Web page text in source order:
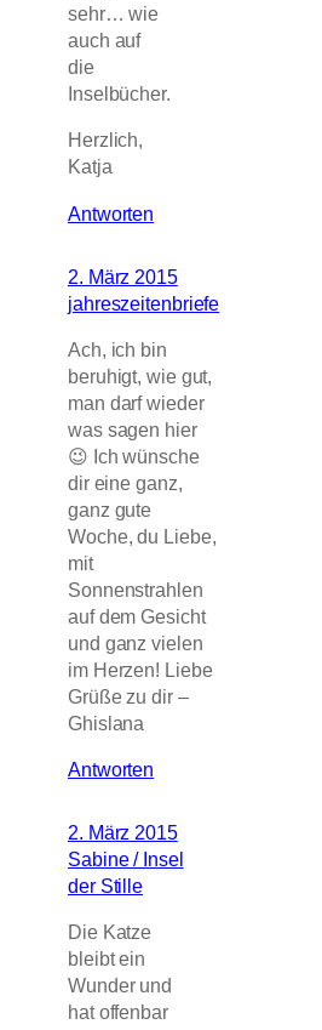
sehr… wie
auch auf
die
Inselbücher.
Herzlich,
Katja
Antworten
2. März 2015
jahreszeitenbriefe
Ach, ich bin
beruhigt, wie gut,
man darf wieder
was sagen hier
😉 Ich wünsche
dir eine ganz,
ganz gute
Woche, du Liebe,
mit
Sonnenstrahlen
auf dem Gesicht
und ganz vielen
im Herzen! Liebe
Grüße zu dir –
Ghislana
Antworten
2. März 2015
Sabine / Insel
der Stille
Die Katze
bleibt ein
Wunder und
hat offenbar